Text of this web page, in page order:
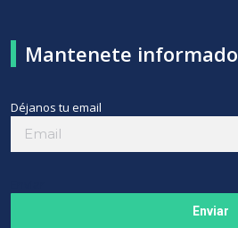
Mantenete informado
Déjanos tu email